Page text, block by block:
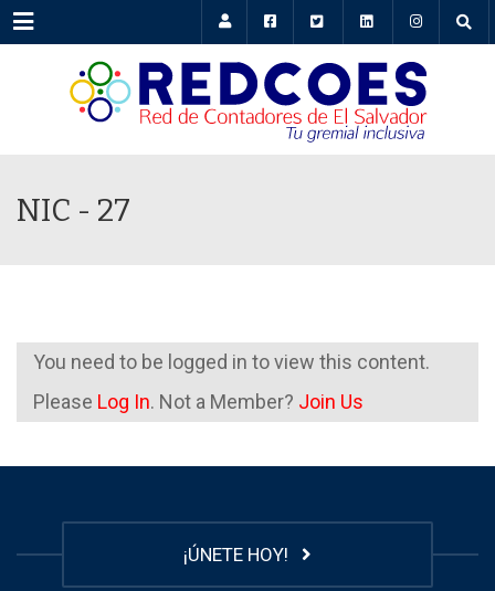
Menu
NIC - 27
You need to be logged in to view this content.
Please Log In. Not a Member? Join Us
¡ÚNETE HOY!